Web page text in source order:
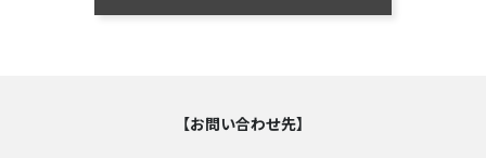
【お問い合わせ先】